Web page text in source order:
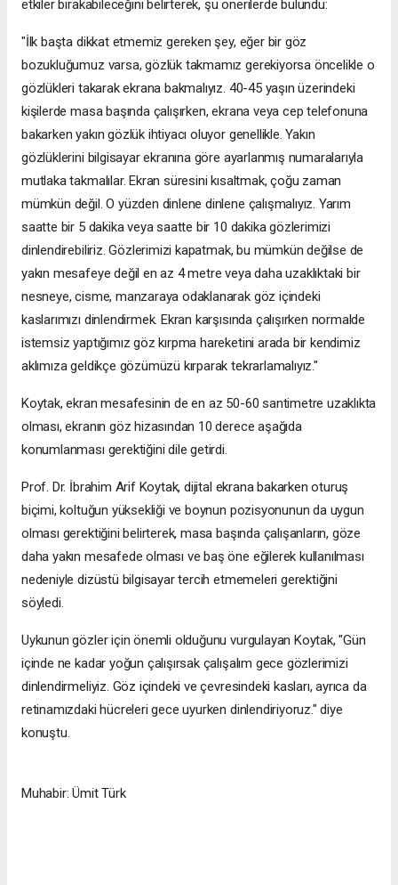
etkiler bırakabileceğini belirterek, şu önerilerde bulundu:
"İlk başta dikkat etmemiz gereken şey, eğer bir göz
bozukluğumuz varsa, gözlük takmamız gerekiyorsa öncelikle o
gözlükleri takarak ekrana bakmalıyız. 40-45 yaşın üzerindeki
kişilerde masa başında çalışırken, ekrana veya cep telefonuna
bakarken yakın gözlük ihtiyacı oluyor genellikle. Yakın
gözlüklerini bilgisayar ekranına göre ayarlanmış numaralarıyla
mutlaka takmalılar. Ekran süresini kısaltmak, çoğu zaman
mümkün değil. O yüzden dinlene dinlene çalışmalıyız. Yarım
saatte bir 5 dakika veya saatte bir 10 dakika gözlerimizi
dinlendirebiliriz. Gözlerimizi kapatmak, bu mümkün değilse de
yakın mesafeye değil en az 4 metre veya daha uzaklıktaki bir
nesneye, cisme, manzaraya odaklanarak göz içindeki
kaslarımızı dinlendirmek. Ekran karşısında çalışırken normalde
istemsiz yaptığımız göz kırpma hareketini arada bir kendimiz
aklımıza geldikçe gözümüzü kırparak tekrarlamalıyız."
Koytak, ekran mesafesinin de en az 50-60 santimetre uzaklıkta
olması, ekranın göz hizasından 10 derece aşağıda
konumlanması gerektiğini dile getirdi.
Prof. Dr. İbrahim Arif Koytak, dijital ekrana bakarken oturuş
biçimi, koltuğun yüksekliği ve boynun pozisyonunun da uygun
olması gerektiğini belirterek, masa başında çalışanların, göze
daha yakın mesafede olması ve baş öne eğilerek kullanılması
nedeniyle dizüstü bilgisayar tercih etmemeleri gerektiğini
söyledi.
Uykunun gözler için önemli olduğunu vurgulayan Koytak, "Gün
içinde ne kadar yoğun çalışırsak çalışalım gece gözlerimizi
dinlendirmeliyiz. Göz içindeki ve çevresindeki kasları, ayrıca da
retinamızdaki hücreleri gece uyurken dinlendiriyoruz." diye
konuştu.
Muhabir: Ümit Türk